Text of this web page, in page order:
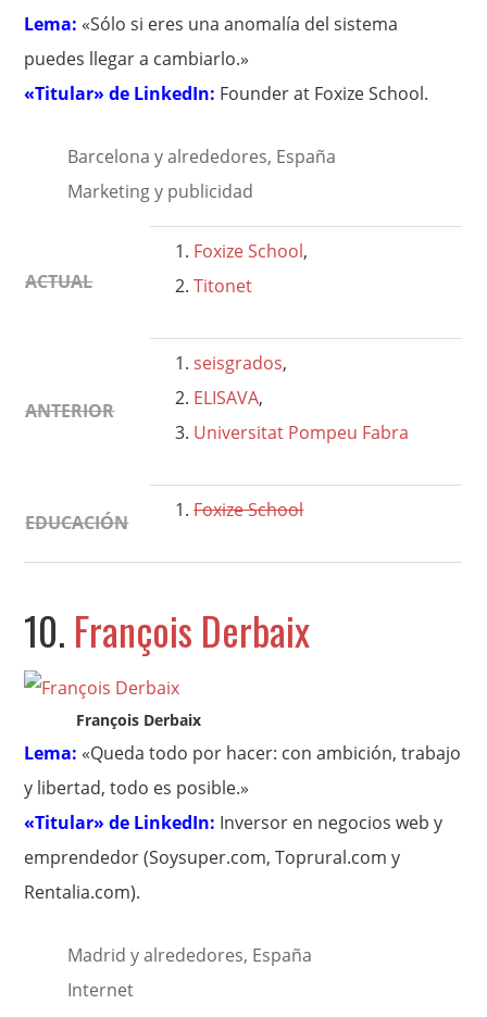
Lema: «Sólo si eres una anomalía del sistema
puedes llegar a cambiarlo.»
«Titular» de LinkedIn: Founder at Foxize School.
Barcelona y alrededores, España
Marketing y publicidad
ACTUAL
Foxize School,
Titonet
ANTERIOR
seisgrados,
ELISAVA,
Universitat Pompeu Fabra
EDUCACIÓN
Foxize School
10. François Derbaix
François Derbaix
Lema: «Queda todo por hacer: con ambición, trabajo
y libertad, todo es posible.»
«Titular» de LinkedIn: Inversor en negocios web y
emprendedor (Soysuper.com, Toprural.com y
Rentalia.com).
Madrid y alrededores, España
Internet